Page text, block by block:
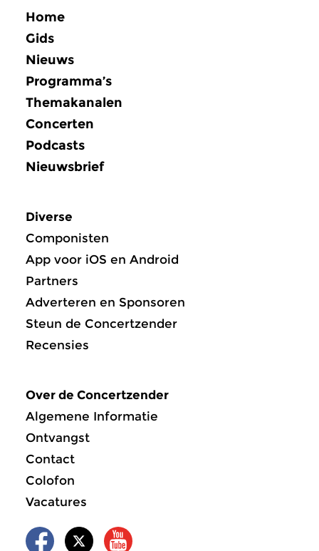
Home
Gids
Nieuws
Programma’s
Themakanalen
Concerten
Podcasts
Nieuwsbrief
Diverse
Componisten
App voor iOS en Android
Partners
Adverteren en Sponsoren
Steun de Concertzender
Recensies
Over de Concertzender
Algemene Informatie
Ontvangst
Contact
Colofon
Vacatures